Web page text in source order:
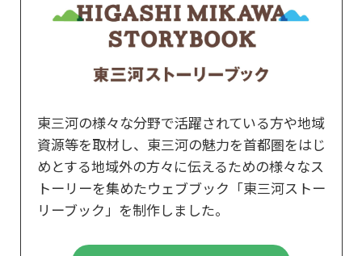
東三河の様々な分野で活躍されている方や地域
資源等を取材し、東三河の魅力を首都圏をはじ
めとする地域外の方々に伝えるための様々なス
トーリーを集めたウェブブック「東三河ストー
リーブック」を制作しました。